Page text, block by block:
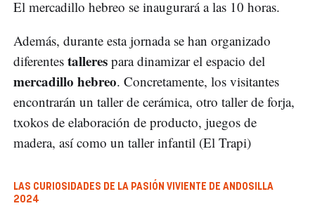
El mercadillo hebreo se inaugurará a las 10 horas.
Además, durante esta jornada se han organizado
diferentes talleres para dinamizar el espacio del
mercadillo hebreo. Concretamente, los visitantes
encontrarán un taller de cerámica, otro taller de forja,
txokos de elaboración de producto, juegos de
madera, así como un taller infantil (El Trapi)
LAS CURIOSIDADES DE LA PASIÓN VIVIENTE DE ANDOSILLA
2024